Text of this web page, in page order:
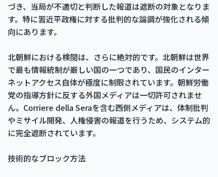
づき、当局が不適切と判断した報道は遮断の対象となりま
す。特に習近平政権に対する批判的な論調が強化される傾
向にあります。
北朝鮮における検閲は、さらに絶対的です。北朝鮮は世界
で最も情報統制が厳しい国の一つであり、国民のインター
ネットアクセス自体が極度に制限されています。朝鮮労働
党の指導方針に反する外国メディアは一切許可されませ
ん。Corriere della Seraを含む西側メディアは、体制批判
やミサイル開発、人権侵害の報道を行うため、システム的
に完全遮断されています。
技術的なブロック方法